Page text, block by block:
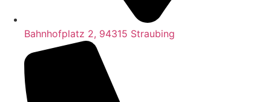
Bahnhofplatz 2, 94315 Straubing